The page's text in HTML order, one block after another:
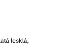
lesklá,